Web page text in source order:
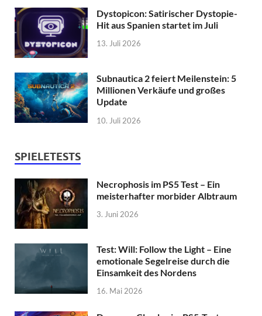
Dystopicon: Satirischer Dystopie-
Hit aus Spanien startet im Juli
13. Juli 2026
Subnautica 2 feiert Meilenstein: 5
Millionen Verkäufe und großes
Update
10. Juli 2026
SPIELETESTS
Necrophosis im PS5 Test – Ein
meisterhafter morbider Albtraum
3. Juni 2026
Test: Will: Follow the Light – Eine
emotionale Segelreise durch die
Einsamkeit des Nordens
16. Mai 2026